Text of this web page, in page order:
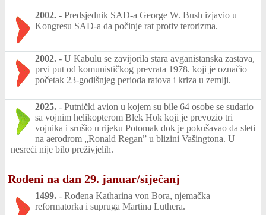
2002. - Predsjednik SAD-a George W. Bush izjavio u
Kongresu SAD-a da počinje rat protiv terorizma.
2002. - U Kabulu se zavijorila stara avganistanska zastava,
prvi put od komunističkog prevrata 1978. koji je označio
početak 23-godišnjeg perioda ratova i kriza u zemlji.
2025. - Putnički avion u kojem su bile 64 osobe se sudario
sa vojnim helikopterom Blek Hok koji je prevozio tri
vojnika i srušio u rijeku Potomak dok je pokušavao da sleti
na aerodrom „Ronald Regan” u blizini Vašingtona. U
nesreći nije bilo preživjelih.
Rođeni na dan 29. januar/siječanj
1499. - Rođena Katharina von Bora, njemačka
reformatorka i supruga Martina Luthera.